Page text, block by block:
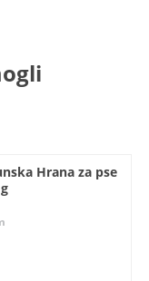
Hrana za pse